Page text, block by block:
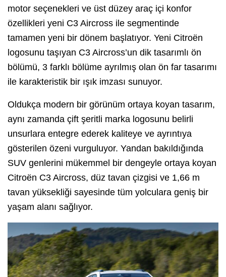
motor seçenekleri ve üst düzey araç içi konfor
özellikleri yeni C3 Aircross ile segmentinde
tamamen yeni bir dönem başlatıyor. Yeni Citroën
logosunu taşıyan C3 Aircross’un dik tasarımlı ön
bölümü, 3 farklı bölüme ayrılmış olan ön far tasarımı
ile karakteristik bir ışık imzası sunuyor.
Oldukça modern bir görünüm ortaya koyan tasarım,
aynı zamanda çift şeritli marka logosunu belirli
unsurlara entegre ederek kaliteye ve ayrıntıya
gösterilen özeni vurguluyor. Yandan bakıldığında
SUV genlerini mükemmel bir dengeyle ortaya koyan
Citroën C3 Aircross, düz tavan çizgisi ve 1,66 m
tavan yüksekliği sayesinde tüm yolculara geniş bir
yaşam alanı sağlıyor.